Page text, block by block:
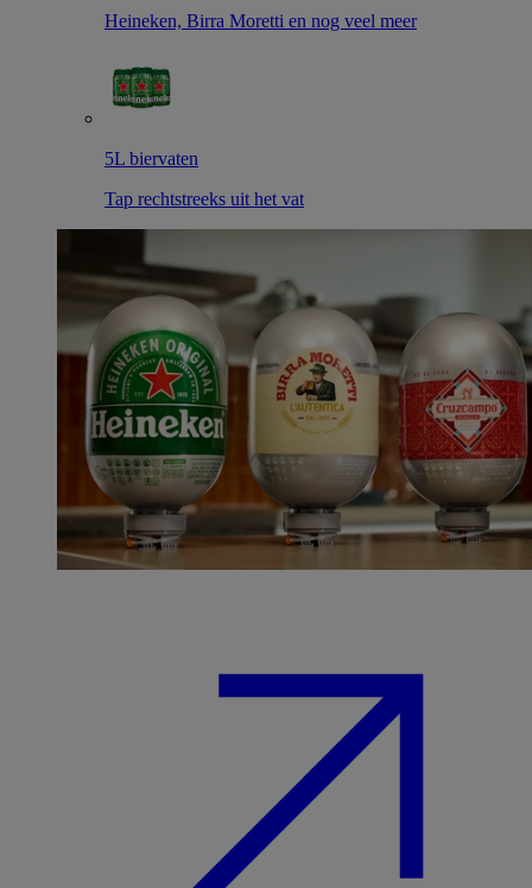
Heineken, Birra Moretti en nog veel meer
5L biervaten
Tap rechtstreeks uit het vat